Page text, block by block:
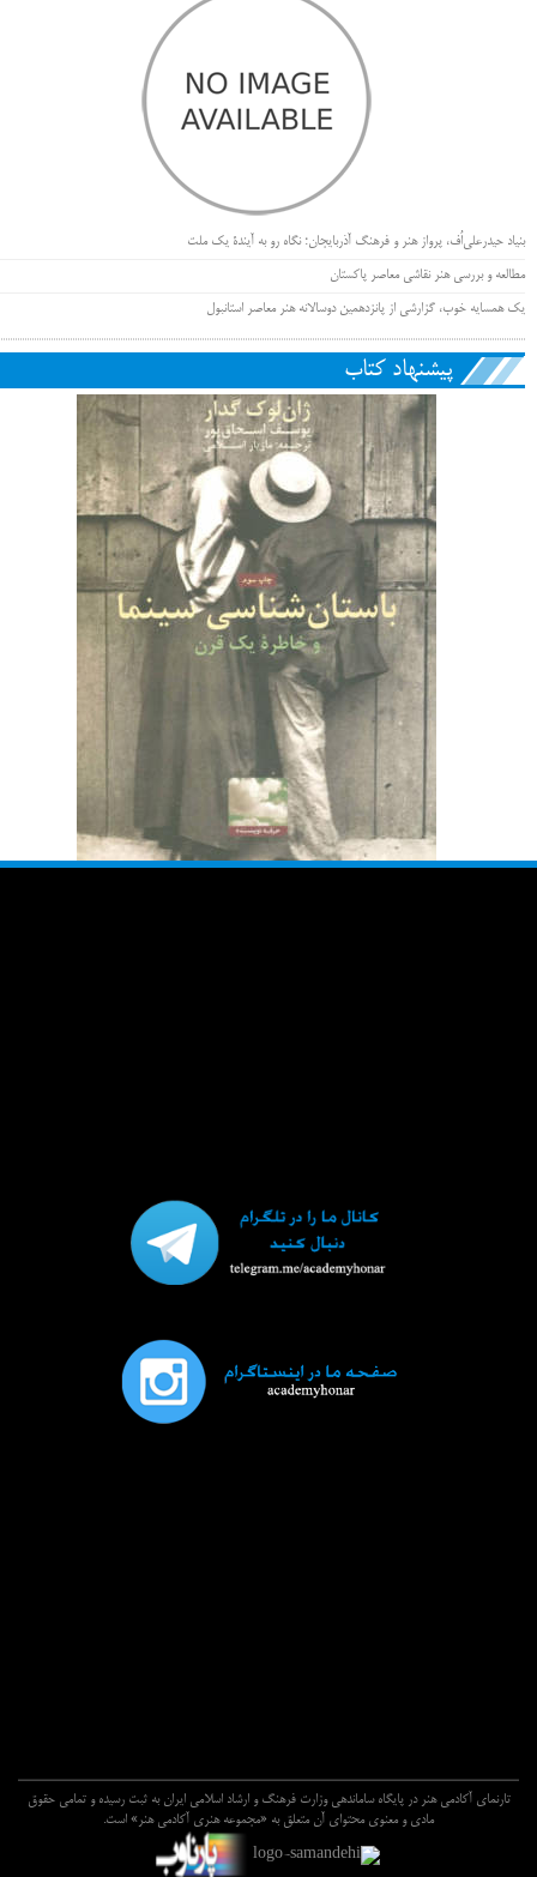
بنیاد حیدرعلی‌اُف، پرواز هنر و فرهنگ آذربایجان؛ نگاه رو به آیندۀ یک ملت
مطالعه و بررسی هنر نقاشی معاصر پاکستان
یک همسایه خوب، گزارشی از پانزدهمین دوسالانه هنر معاصر استانبول
پیشنهاد کتاب
تارنماي آکادمي هنر در پايگاه ساماندهي وزارت فرهنگ و ارشاد اسلامي ايران به ثبت رسيده و تمامي حقوق
مادي و معنوي محتواي آن متعلق به «مجموعه هنري آکادمي هنر» است.